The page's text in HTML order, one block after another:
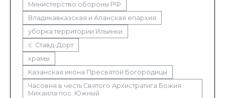
Министерство обороны РФ
Владикавказская и Аланская епархия
уборка территории Ильинки
с. Ставд-Дорт
храмы
Казанская икона Пресвятой Богородицы
Часовня в честь Святого Архистратига Божия
Михаила пос. Южный